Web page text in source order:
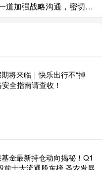
金投策略 外交部：中方愿同朝方一道加强战略沟通，密切交往合作
将来临｜快乐出行不“掉
全指南请查收！
金最新持仓动向揭秘！Q1
前十大流通股东榜 圣农发展